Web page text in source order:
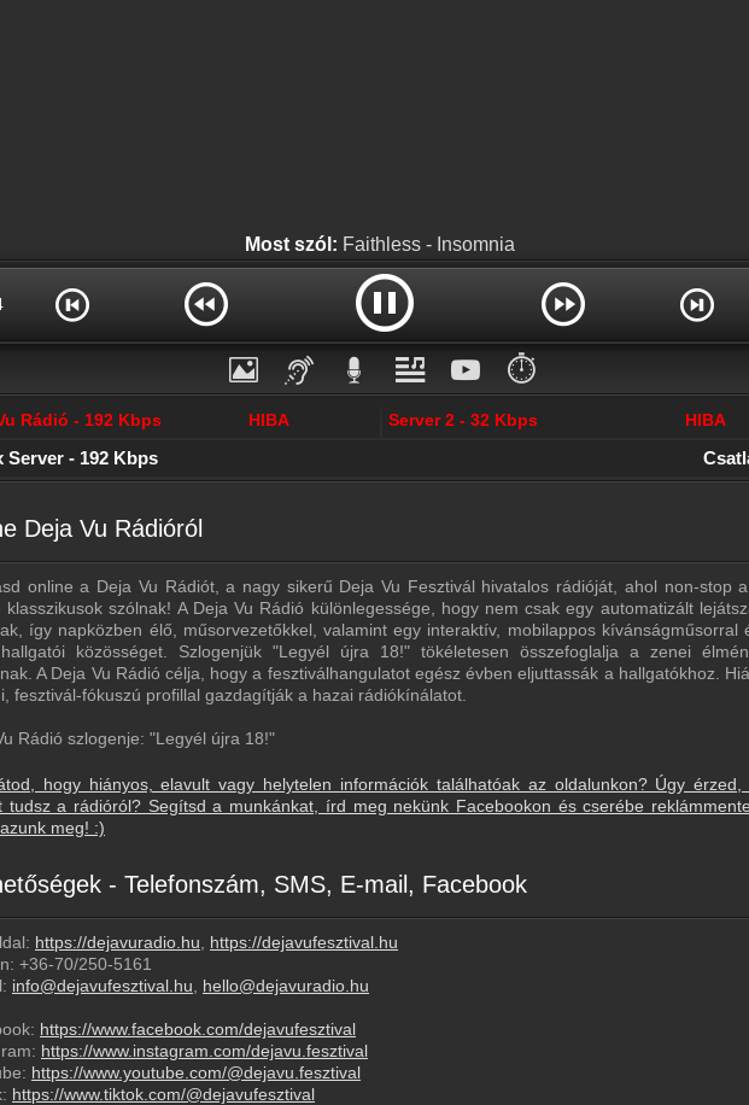
Most szól: Faithless - Insomnia
⏱️
Rádió - 192 Kbps HIBA Server 2 - 32 Kbps HIBA
Server - 192 Kbps
Deja Vu Rádióról
online a Deja Vu Rádiót, a nagy sikerű Deja Vu Fesztivál hivatalos rádióját, ahol non-stop
klasszikusok szólnak! A Deja Vu Rádió különlegessége, hogy nem csak egy automatizált
így napközben élő, műsorvezetőkkel, valamint egy interaktív, mobilappos kívánságműsorral
közösséget. Szlogenjük "Legyél újra 18!" tökéletesen összefoglalja a zenei
A Deja Vu Rádió célja, hogy a fesztiválhangulatot egész évben eljuttassák a hallgatókhoz.
fesztivál-fókuszú profillal gazdagítják a hazai rádiókínálatot.
Rádió szlogenje: "Legyél újra 18!"
hogy hiányos, elavult vagy helytelen információk találhatóak az oldalunkon? Úgy érzed,
tudsz a rádióról? Segítsd a munkánkat, írd meg nekünk Facebookon és cserébe
meg! :)
- Telefonszám, SMS, E-mail, Facebook
https://dejavuradio.hu
https://dejavufesztival.hu
+36-70/250-5161
info@dejavufesztival.hu hello@dejavuradio.hu
https://www.facebook.com/dejavufesztival
https://www.instagram.com/dejavu.fesztival
https://www.youtube.com/@dejavu.fesztival
https://www.tiktok.com/@dejavufesztival